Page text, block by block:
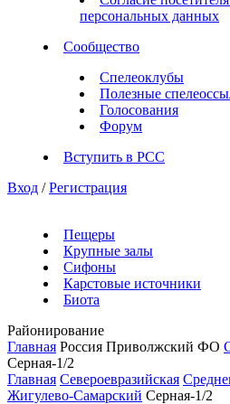
персональных данных
Сообщество
Спелеоклубы
Полезные
Голосования
Форум
Вступить в РСС
Вход / Регистрация
Пещеры
Крупные залы
Сифоны
Карстовые источники
Биота
Районирование
Главная Россия Приволжский ФО
Серная-1/2
Главная Североевразийская
Жигулево-Самарский Серная-1/2